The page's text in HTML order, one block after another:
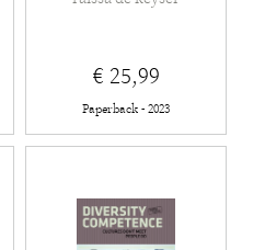
€ 25,99
Paperback - 2023